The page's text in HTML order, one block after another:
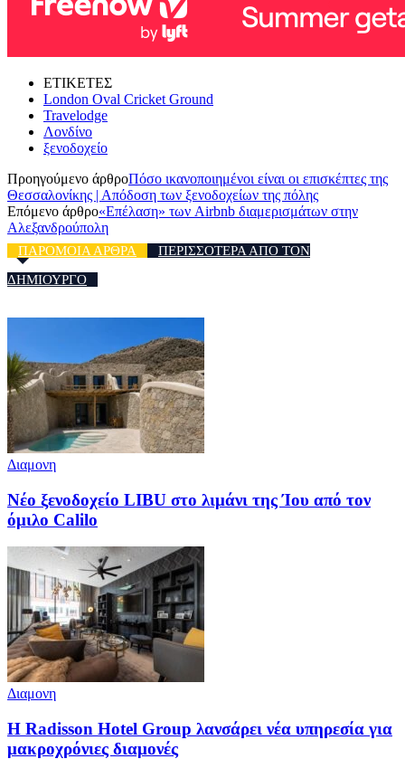
ΕΤΙΚΕΤΕΣ
London Oval Cricket Ground
Travelodge
Λονδίνο
ξενοδοχείο
Προηγούμενο άρθροΠόσο ικανοποιημένοι είναι οι επισκέπτες της
Θεσσαλονίκης | Απόδοση των ξενοδοχείων της πόλης
Επόμενο άρθρο«Επέλαση» των Airbnb διαμερισμάτων στην
Αλεξανδρούπολη
ΠΑΡΟΜΟΙΑ ΑΡΘΡΑ
ΠΕΡΙΣΣΟΤΕΡΑ ΑΠΟ ΤΟΝ
ΔΗΜΙΟΥΡΓΟ
Διαμονη
Νέο ξενοδοχείο LIBU στο λιμάνι της Ίου από τον
όμιλο Calilo
Διαμονη
Η Radisson Hotel Group λανσάρει νέα υπηρεσία για
μακροχρόνιες διαμονές